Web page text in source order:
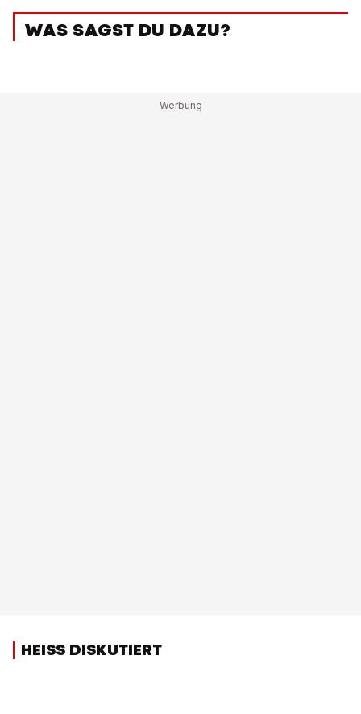
WAS SAGST DU DAZU?
HEISS DISKUTIERT